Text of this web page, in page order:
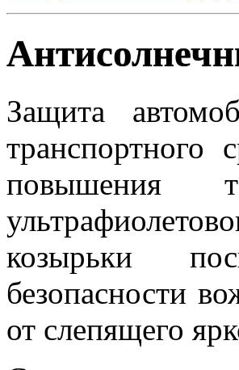
Защита
транспортного
повышения
козырьки
безопасности
от слепящего